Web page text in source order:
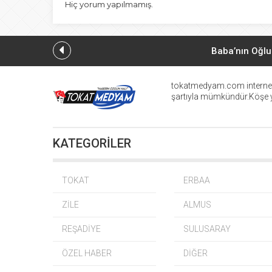
Hiç yorum yapılmamış.
Baba’nın
Erbaaspor
tokatmedyam.com
şartıyla mümkündür.Köşe
KATEGORİLER
TOKAT ERBAA
ZİLE ALMUS
REŞADİYE SULUSARAY
ÖZEL HABER DİĞER